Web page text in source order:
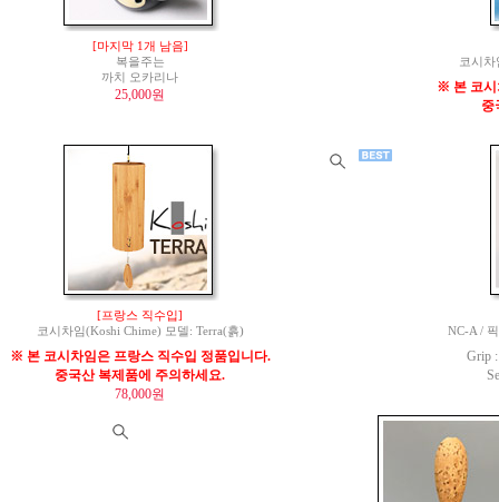
[마지막 1개 남음]
복을주는
까치 오카리나
25,000원
코시
※ 본 코시
중
[프랑스 직수입]
코시차임(Koshi Chime) 모델: Terra(흙)
※ 본 코시차임은 프랑스 직수입 정품입니다.
중국산 복제품에 주의하세요.
78,000원
NC-A /
Grip